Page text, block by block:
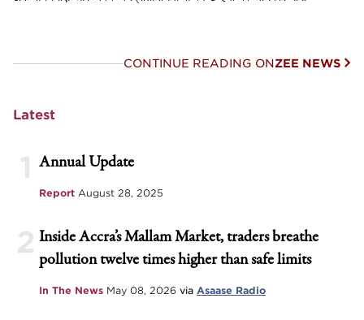
CONTINUE READING ONZEE NEWS
Latest
1 Annual Update
Report August 28, 2025
2 Inside Accra’s Mallam Market, traders breathe
pollution twelve times higher than safe limits
In The News May 08, 2026 via Asaase Radio